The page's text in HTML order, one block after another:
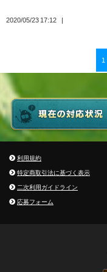
2020/05/23 17:12
1
利用規約
特定商取引法に基づく表示
二次利用ガイドライン
応募フォーム